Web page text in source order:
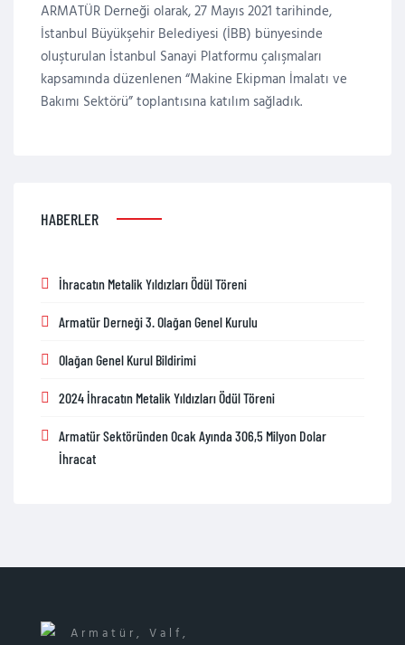
ARMATÜR Derneği olarak, 27 Mayıs 2021 tarihinde,
İstanbul Büyükşehir Belediyesi (İBB) bünyesinde
oluşturulan İstanbul Sanayi Platformu çalışmaları
kapsamında düzenlenen “Makine Ekipman İmalatı ve
Bakımı Sektörü” toplantısına katılım sağladık.
HABERLER
İhracatın Metalik Yıldızları Ödül Töreni
Armatür Derneği 3. Olağan Genel Kurulu
Olağan Genel Kurul Bildirimi
2024 İhracatın Metalik Yıldızları Ödül Töreni
Armatür Sektöründen Ocak Ayında 306,5 Milyon Dolar
İhracat